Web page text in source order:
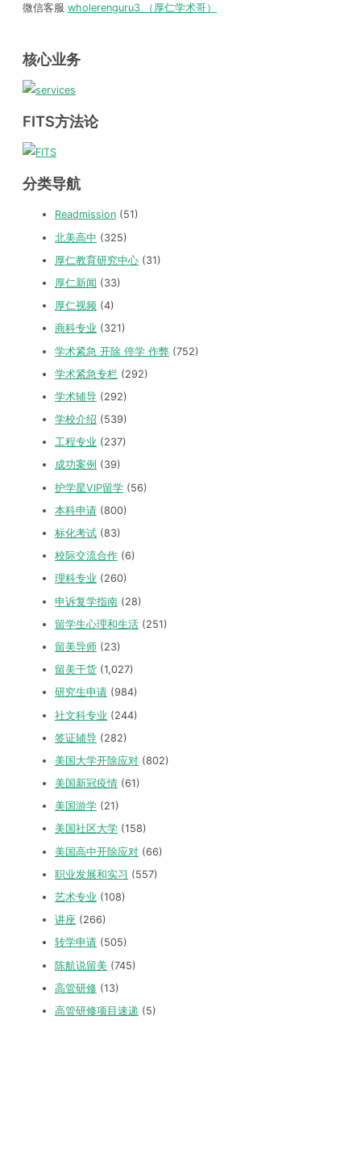
微信客服 wholerenguru3 （厚仁学术哥）
核心业务
FITS方法论
分类导航
Readmission (51)
北美高中 (325)
厚仁教育研究中心 (31)
厚仁新闻 (33)
厚仁视频 (4)
商科专业 (321)
学术紧急 开除 停学 作弊 (752)
学术紧急专栏 (292)
学术辅导 (292)
学校介绍 (539)
工程专业 (237)
成功案例 (39)
护学星VIP留学 (56)
本科申请 (800)
标化考试 (83)
校际交流合作 (6)
理科专业 (260)
申诉复学指南 (28)
留学生心理和生活 (251)
留美导师 (23)
留美干货 (1,027)
研究生申请 (984)
社文科专业 (244)
签证辅导 (282)
美国大学开除应对 (802)
美国新冠疫情 (61)
美国游学 (21)
美国社区大学 (158)
美国高中开除应对 (66)
职业发展和实习 (557)
艺术专业 (108)
讲座 (266)
转学申请 (505)
陈航说留美 (745)
高管研修 (13)
高管研修项目速递 (5)